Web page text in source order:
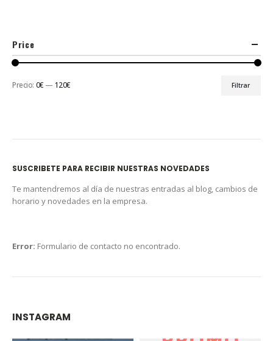
Price
Filtrar
Precio: 0€ — 120€
SUSCRIBETE PARA RECIBIR NUESTRAS NOVEDADES
Te mantendremos al día de nuestras entradas al blog, cambios de
horario y novedades en la empresa.
Error: Formulario de contacto no encontrado.
INSTAGRAM